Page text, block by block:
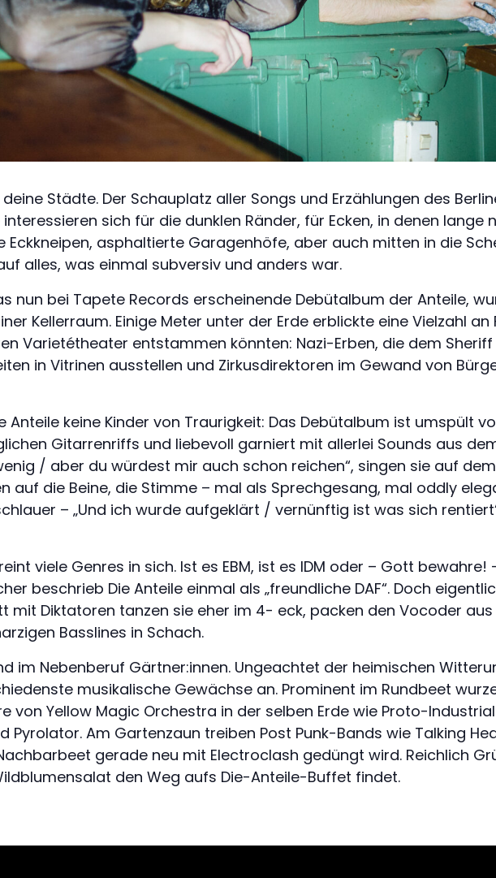
Städte. Der Schauplatz aller Songs und Erzählungen des
interessieren sich für die dunklen Ränder, für Ecken, in denen
Eckkneipen, asphaltierte Garagenhöfe, aber auch mitten in die
alles, was einmal subversiv und anders war.
nun bei Tapete Records erscheinende Debütalbum der Anteile,
Kellerraum. Einige Meter unter der Erde erblickte eine Vielzahl
Varietétheater entstammen könnten: Nazi-Erben, die dem
in Vitrinen ausstellen und Zirkusdirektoren im Gewand von
Anteile keine Kinder von Traurigkeit: Das Debütalbum ist umspült
Gitarrenriffs und liebevoll garniert mit allerlei Sounds aus
/ aber du würdest mir auch schon reichen“, singen sie auf
auf die Beine, die Stimme – mal als Sprechgesang, mal oddly
– „Und ich wurde aufgeklärt / vernünftig ist was sich
viele Genres in sich. Ist es EBM, ist es IDM oder – Gott bewahre!
beschrieb Die Anteile einmal als „freundliche DAF“. Doch
mit Diktatoren tanzen sie eher im 4- eck, packen den Vocoder
Basslines in Schach.
im Nebenberuf Gärtner:innen. Ungeachtet der heimischen
musikalische Gewächse an. Prominent im Rundbeet
von Yellow Magic Orchestra in der selben Erde wie Proto-
Pyrolator. Am Gartenzaun treiben Post Punk-Bands wie Talking
gerade neu mit Electroclash gedüngt wird. Reichlich
den Weg aufs Die-Anteile-Buffet findet.